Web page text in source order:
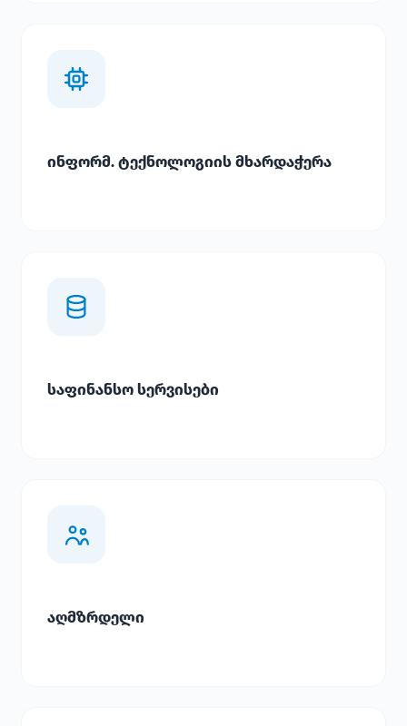
ინფორმ. ტექნოლოგიის მხარდაჭერა
საფინანსო სერვისები
აღმზრდელი